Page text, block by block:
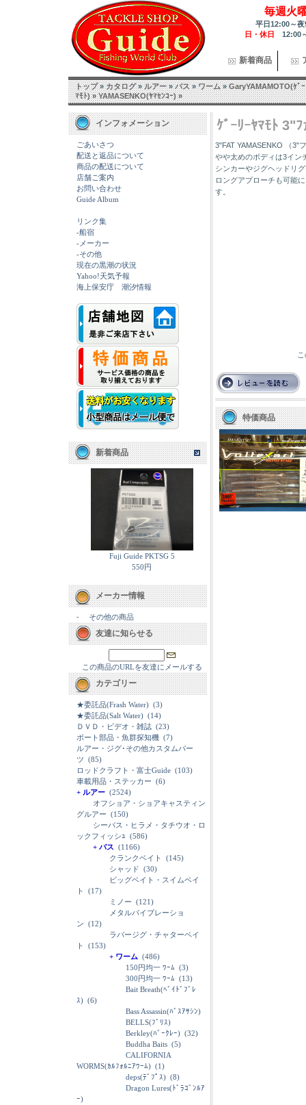
毎週火
平日12:00～
日・休日 12:00
新着商品
トップ»カタログ»ルアー»バス»ワーム»GaryYAMAMOTO(ｹﾞ
ﾏﾓﾄ)»YAMASENKO(ﾔﾏｾﾝｺｰ)»
インフォメーション
ごあいさつ
配送と返品について
商品の配送について
店舗ご案内
お問い合わせ
Guide Album
リンク集
-船宿
-メーカー
-その他
現在の黒潮の状況
Yahoo!天気予報
海上保安庁 潮汐情報
新着商品
Fuji Guide PKTSG 5
550円
メーカー情報
- その他の商品
友達に知らせる
この商品のURLを友達にメールする
カテゴリー
★委託品(Frash Water) (3)
★委託品(Salt Water) (14)
ＤＶＤ・ビデオ・雑誌 (23)
ボート部品・魚群探知機 (7)
ルアー・ジグ･その他カスタムパー
ツ (85)
ロッドクラフト・富士Guide (103)
車載用品・ステッカー (6)
+ ルアー (2524)
オフショア・ショアキャスティン
グルアー (150)
シーバス・ヒラメ・タチウオ・ロ
ックフィッシｭ (586)
+ バス (1166)
クランクベイト
(145)
シャッド (30)
ビッグベイト・スイムベイ
ト
(17)
ミノー (121)
メタルバイブレーショ
ン (12)
ラバージグ・チャターベイ
ト
(153)
+ ワーム (486)
150円均一 ﾜｰﾑ (3)
300円均一 ﾜｰﾑ (13)
Bait Breath(ﾍﾞｲﾄﾞﾌﾞﾚ
ｽ) (6)
Bass Assassin(ﾊﾞｽｱｻｼﾝ)
BELLS(ﾌﾞﾘｽ)
Berkley(ﾊﾞｰｸﾚｰ) (32)
Buddha Baits (5)
CALIFORNIA
WORMS(ｶﾙﾌｫﾙﾆｱﾜｰﾑ) (1)
deps(ﾃﾞﾌﾟｽ) (8)
Dragon Lures(ﾄﾞﾗｺﾞﾝﾙｱ
ｰ)
ｹﾞｰﾘｰﾔﾏﾓﾄ 3"
3"FAT YAMASENKO （
やや太めのボディは3イン
シンカーやジグヘッドリ
ロングアプローチも可能
す。
特価商品